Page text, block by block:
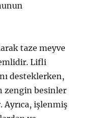
taze meyve
Lifli
desteklerken,
zengin besinler
Ayrıca, işlenmiş